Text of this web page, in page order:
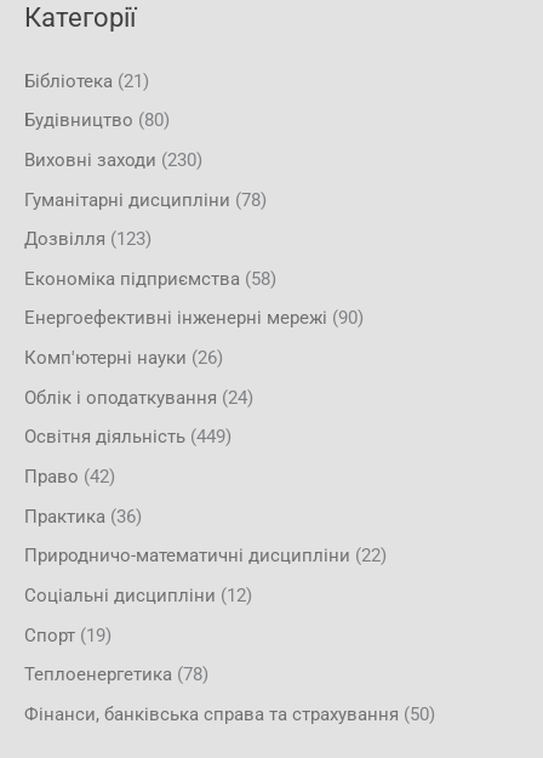
Категорії
Бібліотека (21)
Будівництво (80)
Виховні заходи (230)
Гуманітарні дисципліни (78)
Дозвілля (123)
Економіка підприємства (58)
Енергоефективні інженерні мережі (90)
Комп'ютерні науки (26)
Облік і оподаткування (24)
Освітня діяльність (449)
Право (42)
Практика (36)
Природничо-математичні дисципліни (22)
Соціальні дисципліни (12)
Спорт (19)
Теплоенергетика (78)
Фінанси, банківська справа та страхування (50)